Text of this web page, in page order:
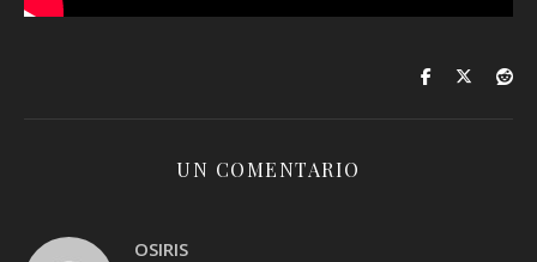
UN COMENTARIO
OSIRIS